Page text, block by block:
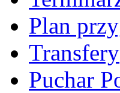
Plan
Transfery
Puchar